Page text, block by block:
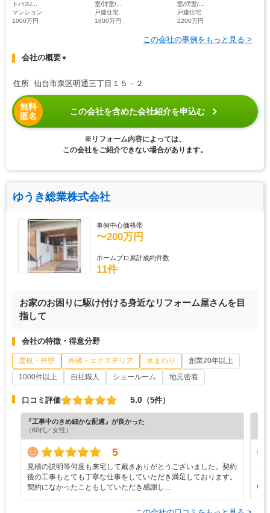
トバス/...
マンション
1000万円
室/洋室/...
戸建住宅
1800万円
室/洋室/...
戸建住宅
2200万円
この会社の事例をもっと見る >
会社の概要▼
住所 仙台市泉区明通三丁目１５－２
無料
匿名
この会社を含めた会社紹介を申込む
※リフォーム内容によっては、
この会社をご紹介できない場合があります。
ゆうき総業株式会社
事例中心価格帯
〜200万円
ホームプロ累計成約件数
11件
お家のお困りに駆け付ける身近なリフォーム屋さんを目
指して
会社の特徴・得意分野
屋根・外壁 外構・エクステリア 水まわり
創業20年以上
1000件以上
自社職人 ショールーム 地元密着
口コミ評価 5.0 （5件）
『工事中のきめ細かな配慮』が良かった
（60代／女性）
5
見積の説明等何度も来宅して戴きありがとうございました。契約
後の工事もとても丁寧な仕事をしていただき満足しております。
契約になかったこともしていただき感謝し…
こ
い